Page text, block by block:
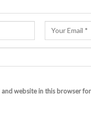
and website in this browser